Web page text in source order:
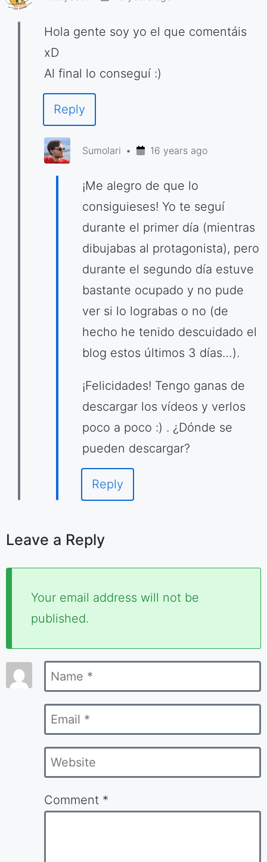
Hola gente soy yo el que comentáis
xD
Al final lo conseguí :)
Reply
Sumolari 16 years ago
¡Me alegro de que lo
consiguieses! Yo te seguí
durante el primer día (mientras
dibujabas al protagonista), pero
durante el segundo día estuve
bastante ocupado y no pude
ver si lo lograbas o no (de
hecho he tenido descuidado el
blog estos últimos 3 días…).
¡Felicidades! Tengo ganas de
descargar los vídeos y verlos
poco a poco :) . ¿Dónde se
pueden descargar?
Reply
Leave a Reply
Your email address will not be
published.
Required
marked
Name
*
Email
*
Website
Comment *